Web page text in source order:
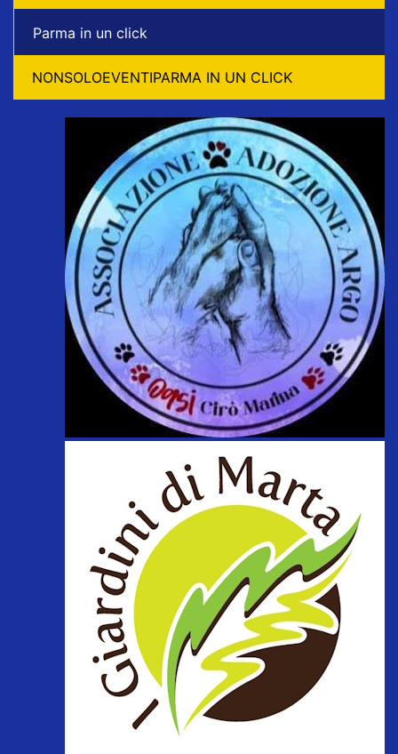
Parma in un click
NONSOLOEVENTIPARMA IN UN CLICK